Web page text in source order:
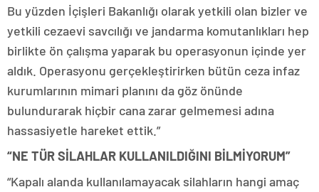
Bu yüzden İçişleri Bakanlığı olarak yetkili olan bizler ve
yetkili cezaevi savcılığı ve jandarma komutanlıkları hep
birlikte ön çalışma yaparak bu operasyonun içinde yer
aldık. Operasyonu gerçekleştirirken bütün ceza infaz
kurumlarının mimari planını da göz önünde
bulundurarak hiçbir cana zarar gelmemesi adına
hassasiyetle hareket ettik.”
“NE TÜR SİLAHLAR KULLANILDIĞINI BİLMİYORUM”
“Kapalı alanda kullanılamayacak silahların hangi amaç